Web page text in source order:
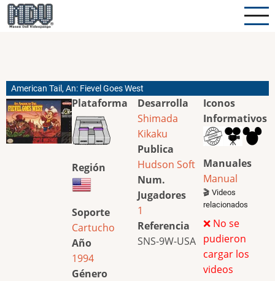
Pasar
al
American Tail, An: Fievel Goes West
Plataforma
Región
Soporte
Cartucho
Año
1994
Género
Desarrolla
Shimada
Kikaku
Publica
Hudson Soft
Num.
Jugadores
1
Referencia
SNS-9W-USA
Iconos
Informativos
Manuales
Manual
🎬 Videos
relacionados
❌ No se
pudieron
cargar los
videos